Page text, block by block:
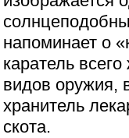
напоминает о
каратель
видов оружия,
хранитель
скота.